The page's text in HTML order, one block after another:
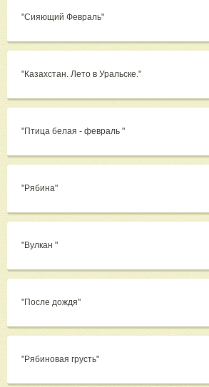
"Сияющий Февраль"
"Казахстан. Лето в Уральске."
"Птица белая - февраль "
"Рябина"
"Вулкан "
"После дождя"
"Рябиновая грусть"